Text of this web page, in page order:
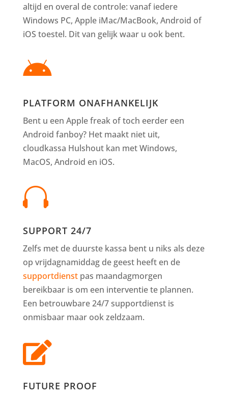
altijd en overal de controle: vanaf iedere
Windows PC, Apple iMac/MacBook, Android of
iOS toestel. Dit van gelijk waar u ook bent.

PLATFORM ONAFHANKELIJK
Bent u een Apple freak of toch eerder een
Android fanboy? Het maakt niet uit,
cloudkassa Hulshout kan met Windows,
MacOS, Android en iOS.

SUPPORT 24/7
Zelfs met de duurste kassa bent u niks als deze
op vrijdagnamiddag de geest heeft en de
supportdienstpas maandagmorgen
bereikbaar is om een interventie te plannen.
Een betrouwbare 24/7 supportdienst is
onmisbaar maar ook zeldzaam.

FUTURE PROOF